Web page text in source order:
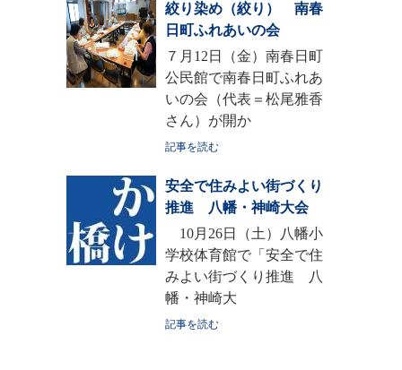
絞り染め（絞り） 南春
日町ふれあいの会
７月12日（金）南春日町
公民館で南春日町ふれあ
いの会（代表＝松尾雅香
さん）が開か
記事を読む
安全で住みよい街づくり
推進 八幡・神崎大会
10月26日（土）八幡小
学校体育館で「安全で住
みよい街づくり推進 八
幡・神崎大
記事を読む